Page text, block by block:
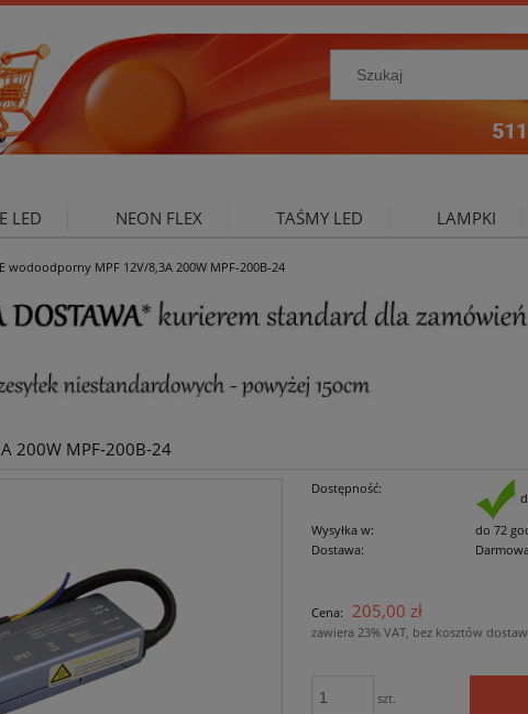
LED NEON FLEX TAŚMY LED LAMPKI
ZEWNĘTRZNE
wodoodporny MPF 12V/8,3A 200W MPF-200B-24
200W MPF-200B-24
Dostępność:
Wysyłka w:
do 72
Dostawa:
płatnościCena: 205,00 zł
zawiera 23% VAT, bez kosztów
szt.